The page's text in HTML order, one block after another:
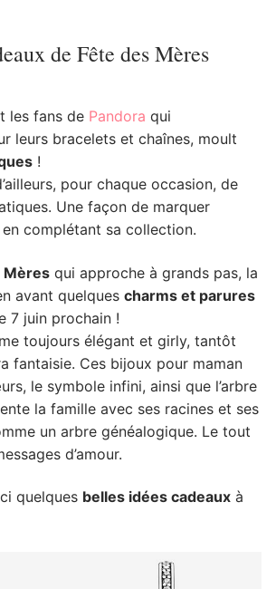
de Fête des Mères
les fans de Pandora qui
leurs bracelets et chaînes, moult
!
pour chaque occasion, de
Une façon de marquer
en complétant sa collection.
Mères qui approche à grands pas, la
avant quelques charms et parures
7 juin prochain !
toujours élégant et girly, tantôt
fantaisie. Ces bijoux pour maman
le symbole infini, ainsi que l’arbre
la famille avec ses racines et ses
un arbre généalogique. Le tout
d’amour.
quelques belles idées cadeaux à